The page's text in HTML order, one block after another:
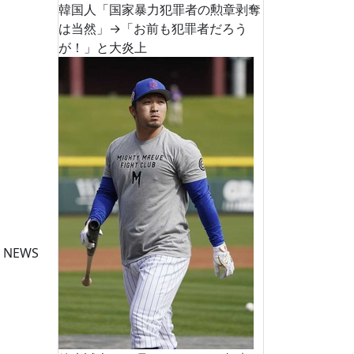
韓国人「国家暴力犯罪者の勲章剥奪
は当然」→「お前も犯罪者だろう
が！」と大炎上